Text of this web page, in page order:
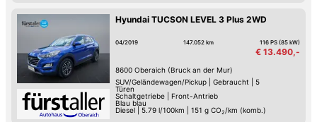
Hyundai TUCSON LEVEL 3 Plus 2WD
04/2019 147.052 km 116 PS (85 kW)
€ 13.490,-
8600 Oberaich (Bruck an der Mur)
SUV/Geländewagen/Pickup| Gebraucht|
5
Türen
Schaltgetriebe|
Front-Antrieb
Blau blau
Diesel
5.79 l/100km 151 g CO2/km (komb.)